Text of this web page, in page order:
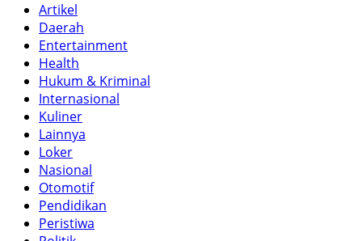
Artikel
Daerah
Entertainment
Health
Hukum & Kriminal
Internasional
Kuliner
Lainnya
Loker
Nasional
Otomotif
Pendidikan
Peristiwa